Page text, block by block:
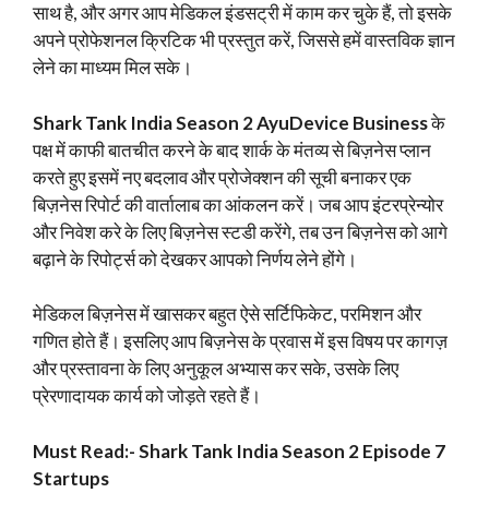
साथ है, और अगर आप मेडिकल इंडसट्री में काम कर चुके हैं, तो इसके
अपने प्रोफेशनल क्रिटिक भी प्रस्तुत करें, जिससे हमें वास्तविक ज्ञान
लेने का माध्यम मिल सके।
Shark Tank India Season 2 AyuDevice Businessके
पक्ष में काफी बातचीत करने के बाद शार्क के मंतव्य से बिज़नेस प्लान
करते हुए इसमें नए बदलाव और प्रोजेक्शन की सूची बनाकर एक
बिज़नेस रिपोर्ट की वार्तालाब का आंकलन करें। जब आप इंटरप्रेन्योर
और निवेश करे के लिए बिज़नेस स्टडी करेंगे, तब उन बिज़नेस को आगे
बढ़ाने के रिपोर्ट्स को देखकर आपको निर्णय लेने होंगे।
मेडिकल बिज़नेस में खासकर बहुत ऐसे सर्टिफिकेट, परमिशन और
गणित होते हैं। इसलिए आप बिज़नेस के प्रवास में इस विषय पर कागज़
और प्रस्तावना के लिए अनुकूल अभ्यास कर सके, उसके लिए
प्रेरणादायक कार्य को जोड़ते रहते हैं।
Must Read:- Shark Tank India Season 2 Episode 7
Startups